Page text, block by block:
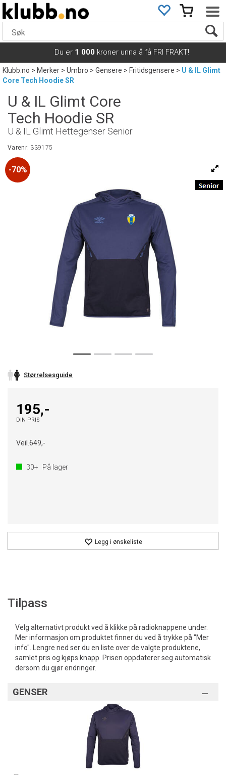
Du er 1 000 kroner unna å få FRI FRAKT!
Klubb.no>Merker>Umbro>Gensere>Fritidsgensere>U & IL Glimt
Core Tech Hoodie SR
U & IL Glimt Core
Tech Hoodie SR
U & IL Glimt Hettegenser Senior
Varenr: 339175
70%
Størrelsesguide
195,-
DIN PRIS
Veil. 649,-
30+ På lager
Legg i ønskeliste
Tilpass
Velg alternativt produkt ved å klikke på radioknappene under.
Mer informasjon om produktet finner du ved å trykke på "Mer
info". Lengre ned ser du en liste over de valgte produktene,
samlet pris og kjøps knapp. Prisen oppdaterer seg automatisk
dersom du gjør endringer.
GENSER